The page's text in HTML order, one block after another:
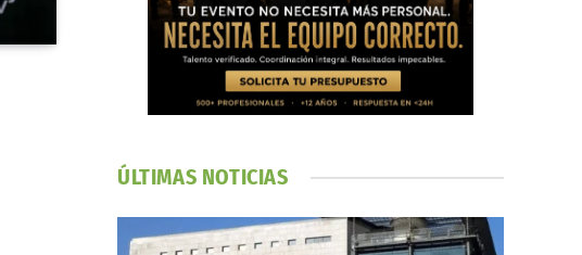
ÚLTIMAS NOTICIAS